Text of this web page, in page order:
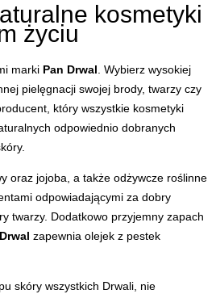
kosmetyki
życiu
marki Pan Drwal . Wybierz wysokiej
pielęgnacji swojej brody, twarzy czy
który wszystkie kosmetyki
odpowiednio dobranych
oraz jojoba, a także odżywcze roślinne
odpowiadającymi za dobry
twarzy. Dodatkowo przyjemny zapach
zapewnia olejek z pestek
skóry wszystkich Drwali, nie